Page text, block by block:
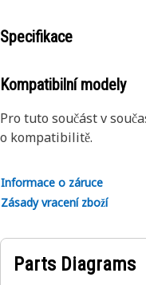
Specifikace
Kompatibilní modely
Pro tuto součást v
o kompatibilitě.
Informace o záruce
Zásady vracení zboží
Parts Diagrams